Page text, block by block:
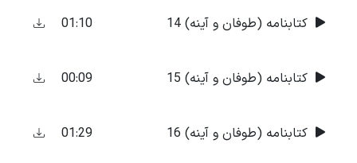
کتابنامه (طوفان و آینه) 14 01:10
کتابنامه (طوفان و آینه) 15 00:09
کتابنامه (طوفان و آینه) 16 01:29